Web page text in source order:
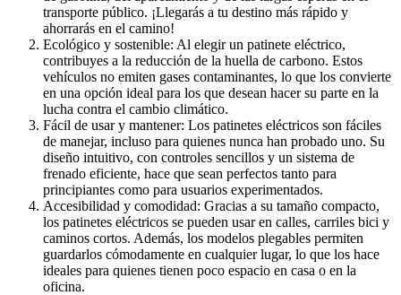
transporte público. ¡Llegarás a tu destino más rápido y
ahorrarás en el camino!
Ecológico y sostenible: Al elegir un patinete eléctrico,
contribuyes a la reducción de la huella de carbono. Estos
vehículos no emiten gases contaminantes, lo que los convierte
en una opción ideal para los que desean hacer su parte en la
lucha contra el cambio climático.
Fácil de usar y mantener: Los patinetes eléctricos son fáciles
de manejar, incluso para quienes nunca han probado uno. Su
diseño intuitivo, con controles sencillos y un sistema de
frenado eficiente, hace que sean perfectos tanto para
principiantes como para usuarios experimentados.
Accesibilidad y comodidad: Gracias a su tamaño compacto,
los patinetes eléctricos se pueden usar en calles, carriles bici y
caminos cortos. Además, los modelos plegables permiten
guardarlos cómodamente en cualquier lugar, lo que los hace
ideales para quienes tienen poco espacio en casa o en la
oficina.